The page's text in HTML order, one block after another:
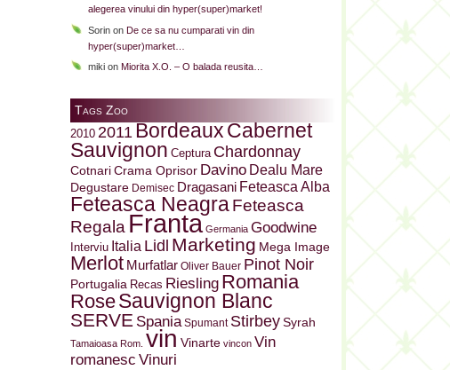
alegerea vinului din hyper(super)market!
Sorin on De ce sa nu cumparati vin din
hyper(super)market…
miki on Miorita X.O. – O balada reusita…
Tags Zoo
2010 2011 BordeauxCabernet
Sauvignon Ceptura Chardonnay
Cotnari Crama Oprisor Davino Dealu Mare
Degustare Demisec Dragasani Feteasca Alba
Feteasca NeagraFeteasca
Regala Franta Germania Goodwine
Interviu Italia Lidl Marketing Mega Image
Merlot Murfatlar Oliver Bauer Pinot Noir
Portugalia Recas Riesling Romania
RoseSauvignon Blanc
SERVE Spania Spumant Stirbey Syrah
Tamaioasa Rom. vin Vinarte vincon Vin
romanesc Vinuri